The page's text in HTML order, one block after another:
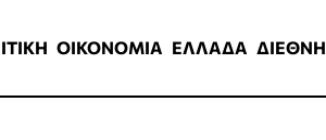
ΟΙΚΟΝΟΜΙΑ ΕΛΛΑΔΑ ΔΙΕΘΝΗ